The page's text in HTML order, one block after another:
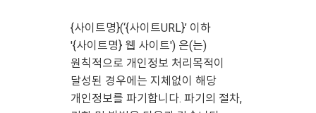
{사이트명}(‘{사이트URL}’ 이하
'{사이트명} 웹 사이트') 은(는)
원칙적으로 개인정보 처리목적이
달성된 경우에는 지체없이 해당
개인정보를 파기합니다. 파기의 절차,